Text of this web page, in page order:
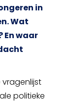
in
Wat
En waar
politieke